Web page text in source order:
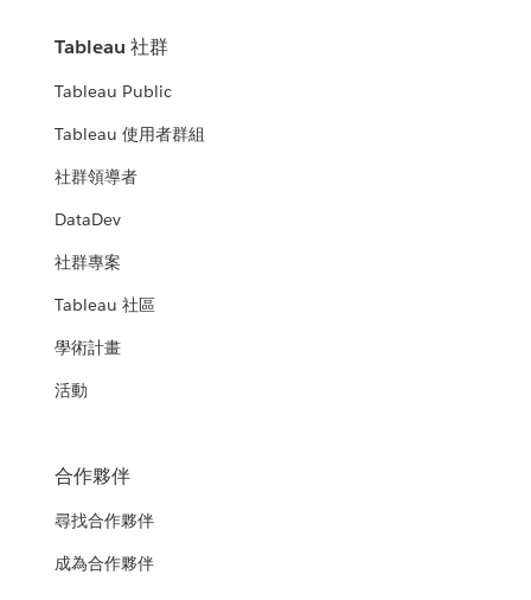
Tableau 社群
Tableau Public
Tableau 使用者群組
社群領導者
DataDev
社群專案
Tableau 社區
學術計畫
活動
合作夥伴
尋找合作夥伴
成為合作夥伴